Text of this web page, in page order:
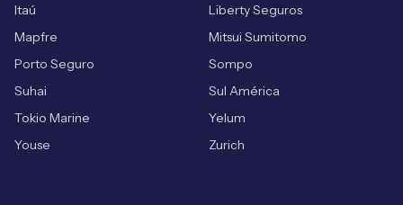
Itaú
Liberty Seguros
Mapfre
Mitsui Sumitomo
Porto Seguro
Sompo
Suhai
Sul América
Tokio Marine
Yelum
Youse
Zurich